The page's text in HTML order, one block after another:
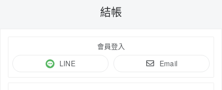
結帳
會員登入
LINE
Email